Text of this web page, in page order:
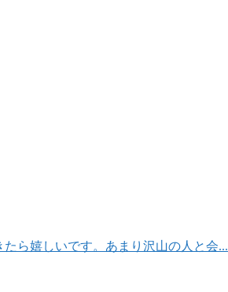
ら嬉しいです。あまり沢山の人と会...